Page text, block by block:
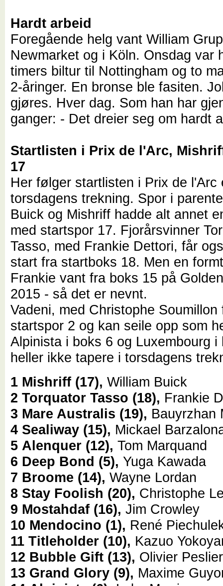
Hardt arbeid
Foregående helg vant William
Newmarket og i Köln. Onsdag var
timers biltur til Nottingham og to
2-åringer. En bronse ble fasiten.
gjøres. Hver dag. Som han har
ganger: - Det dreier seg om
Startlisten i Prix de l'Arc,
17
Her følger startlisten i Prix de l'Arc
torsdagens trekning. Spor i
Buick og Mishriff hadde alt annet
med startspor 17. Fjorårsvinner
Tasso, med Frankie Dettori, får
start fra startboks 18. Men en
Frankie vant fra boks 15 på
2015 - så det er nevnt.
Vadeni, med Christophe Soumillon
startspor 2 og kan seile opp som
Alpinista i boks 6 og Luxembourg i
heller ikke tapere i torsdagens
1 Mishriff (17),William Buick
2 Torquator Tasso (18), Frankie
3 Mare Australis (19), Bauyrzhan
4 Sealiway (15), Mickael
5 Alenquer (12),Tom Marquand
6 Deep Bond (5),Yuga Kawada
7 Broome (14),Wayne Lordan
8 Stay Foolish (20), Christophe
9 Mostahdaf (16),Jim Crowley
10 Mendocino (1), René
11 Titleholder (10), Kazuo
12 Bubble Gift (13), Olivier Peslier
13 Grand Glory (9), Maxime